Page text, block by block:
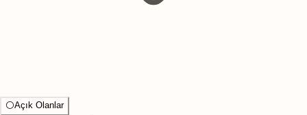
⚪Açık Olanlar